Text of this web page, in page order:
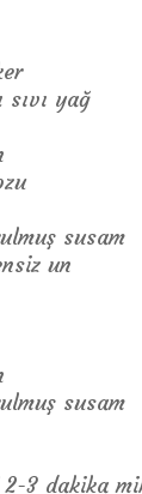
yağ
susam
un
susam
3 dakika